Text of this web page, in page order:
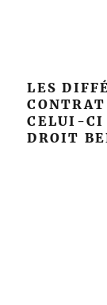
LES
CELUI-CI
DROIT